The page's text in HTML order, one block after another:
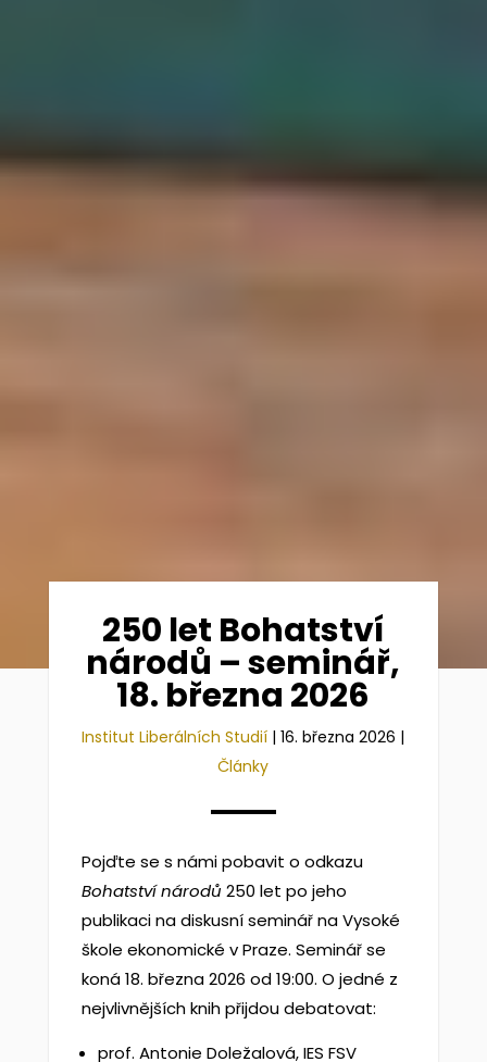
250 let Bohatství
národů – seminář,
18. března 2026
Institut Liberálních Studií |16. března 2026 |
Články
Pojďte se s námi pobavit o odkazu
Bohatství národů 250 let po jeho
publikaci na diskusní seminář na Vysoké
škole ekonomické v Praze. Seminář se
koná 18. března 2026 od 19:00. O jedné z
nejvlivnějších knih přijdou debatovat:
prof. Antonie Doležalová, IES FSV